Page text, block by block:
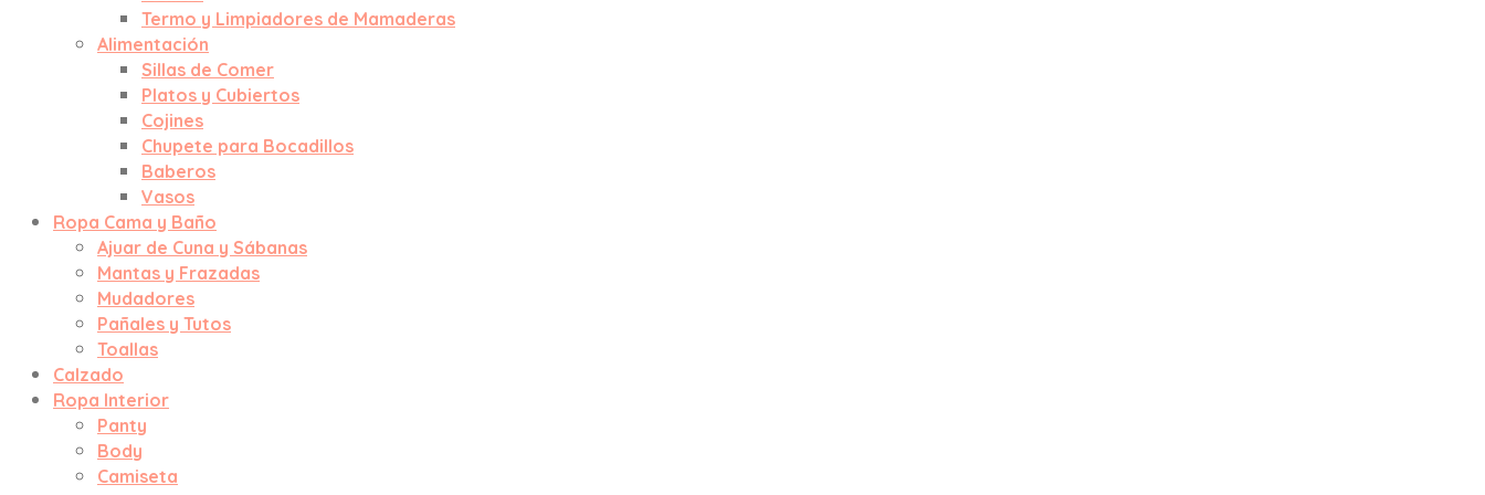
Termo y Limpiadores de Mamaderas
Alimentación
Sillas de Comer
Platos y Cubiertos
Cojines
Chupete para Bocadillos
Baberos
Vasos
Ropa Cama y Baño
Ajuar de Cuna y Sábanas
Mantas y Frazadas
Mudadores
Pañales y Tutos
Toallas
Calzado
Ropa Interior
Panty
Body
Camiseta